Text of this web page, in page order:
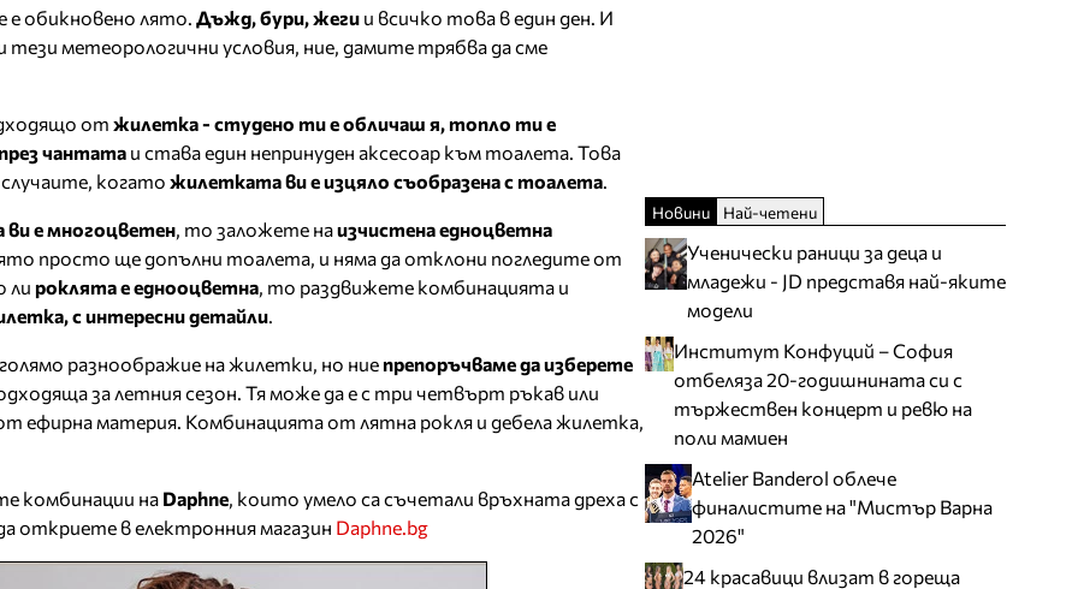
е обикновено лято. Дъжд, бури, жеги и всичко това в един ден. И
тези метеорологични условия, ние, дамите трябва да сме
от жилетка - студено ти е обличаш я, топло ти е
чантата и става един непринуден аксесоар към тоалета. Това
когато жилетката ви е изцяло съобразена с тоалета
ви е многоцветен , то заложете наизчистена едноцветна
просто ще допълни тоалета, и няма да отклони погледите от
ли роклята е еднооцветна , то раздвижете комбинацията и
с интересни детайли
разноображие на жилетки, но ние препоръчваме да изберете
за летния сезон. Тя може да е с три четвърт ръкав или
ефирна материя. Комбинацията от лятна рокля и дебела жилетка,
комбинации на Daphne , които умело са съчетали връхната дреха с
откриете в електронния магазин Daphne.bg
Новини Най-четени
Ученически раници за деца и
младежи - JD представя най-яките
модели
Институт Конфуций – София
отбеляза 20-годишнината си с
тържествен концерт и ревю на
поли мамиен
Atelier Banderol облече
финалистите на "Мистър Варна
2026"
24 красавици влизат в гореща